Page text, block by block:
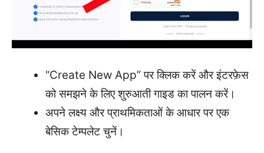
“Create New App” पर क्लिक करें और इंटरफ़ेस
को समझने के लिए शुरुआती गाइड का पालन करें।
अपने लक्ष्य और प्राथमिकताओं के आधार पर एक
बेसिक टेम्पलेट चुनें।